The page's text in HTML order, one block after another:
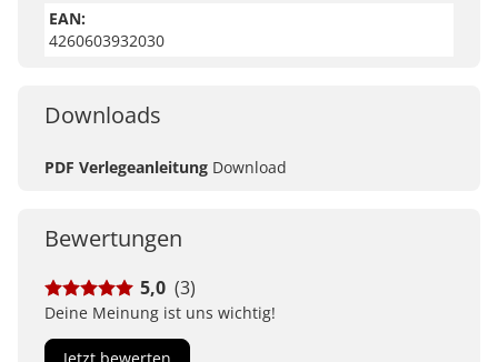
EAN:
4260603932030
Downloads
PDF Verlegeanleitung Download
Bewertungen
5,0 (3)
Deine Meinung ist uns wichtig!